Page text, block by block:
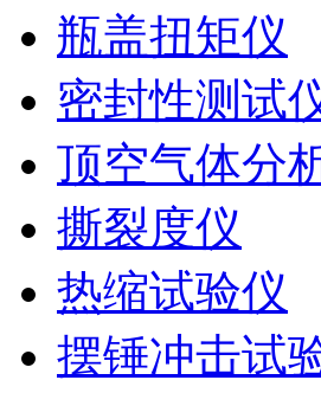
瓶盖扭矩仪
密封性测试
顶空气体分
撕裂度仪
热缩试验仪
摆锤冲击试